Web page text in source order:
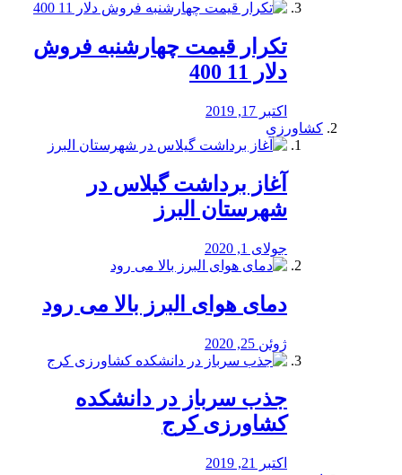
تکرار قیمت چهارشنبه فروش
دلار 11 400
اکتبر 17, 2019
کشاورزی
آغاز برداشت گیلاس در
شهرستان البرز
جولای 1, 2020
دمای هوای البرز بالا می رود
ژوئن 25, 2020
جذب سرباز در دانشکده
کشاورزی کرج
اکتبر 21, 2019